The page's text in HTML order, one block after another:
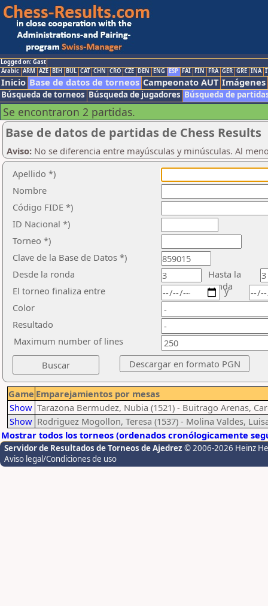
Logged on: Gast
Arabic ARM AZE BIH BUL CAT CHN CRO CZE DEN ENG ESP FAI FIN FRA GER GRE INA
Inicio Base de datos de torneos Campeonato AUT Imágenes
Búsqueda de torneos Búsqueda de jugadores Búsqueda de
Se encontraron 2 partidas.
Base de datos de partidas de Chess Results
Aviso: No se diferencia entre mayúsculas y minúsculas. Al
Apellido *)
Nombre
Código FIDE *)
ID Nacional *)
Torneo *)
Clave de la Base de Datos *)
Desde la ronda
Hasta la
ronda
El torneo finaliza entre
Color
Resultado
y
Maximum number of lines
Game Emparejamientos por mesas
Show Tarazona Bermudez, Nubia (1521) - Buitrago Arenas,
Show Rodriguez Mogollon, Teresa (1537) - Molina Valdes,
Mostrar todos los torneos (ordenados cronólogicamente
Servidor de Resultados de Torneos de Ajedrez © 2006-2026 Heinz
Aviso legal/Condiciones de uso